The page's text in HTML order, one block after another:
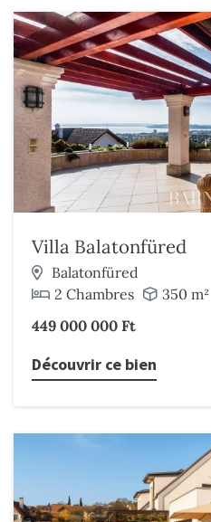
Villa Balatonfüred
Balatonfüred
2 Chambres
350 m²
449 000 000 Ft
Découvrir ce bien